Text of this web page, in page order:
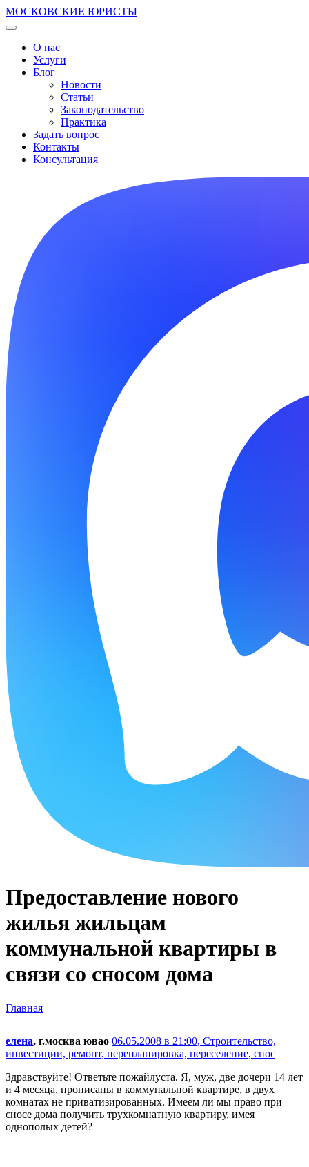
МОСКОВСКИЕ ЮРИСТЫ
О нас
Услуги
Блог
Новости
Статьи
Законодательство
Практика
Задать вопрос
Контакты
Консультация
Предоставление нового
жилья жильцам
коммунальной квартиры в
связи со сносом дома
Главная
елена, г.москва ювао 06.05.2008 в 21:00, Строительство,
инвестиции, ремонт, перепланировка, переселение, снос
Здравствуйте! Ответьте пожайлуста. Я, муж, две дочери 14 лет
и 4 месяца, прописаны в коммунальной квартире, в двух
комнатах не приватизированных. Имеем ли мы право при
сносе дома получить трухкомнатную квартиру, имея
однополых детей?